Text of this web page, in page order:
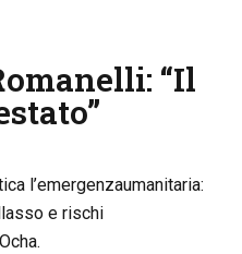
“Il
l’emergenzaumanitaria:
e rischi